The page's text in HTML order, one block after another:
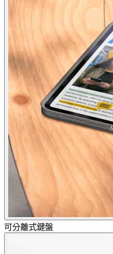
可分離式鍵盤